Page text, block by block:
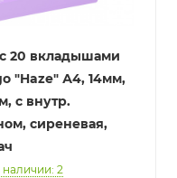
20 вкладышами
"Haze" А4, 14мм,
с внутр.
сиреневая,
наличии: 2